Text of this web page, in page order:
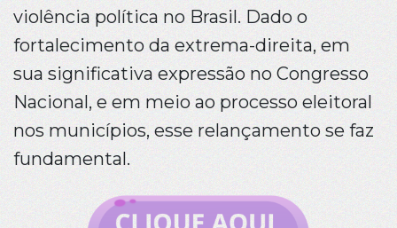
violência política no Brasil. Dado o
fortalecimento da extrema-direita, em
sua significativa expressão no Congresso
Nacional, e em meio ao processo eleitoral
nos municípios, esse relançamento se faz
fundamental.